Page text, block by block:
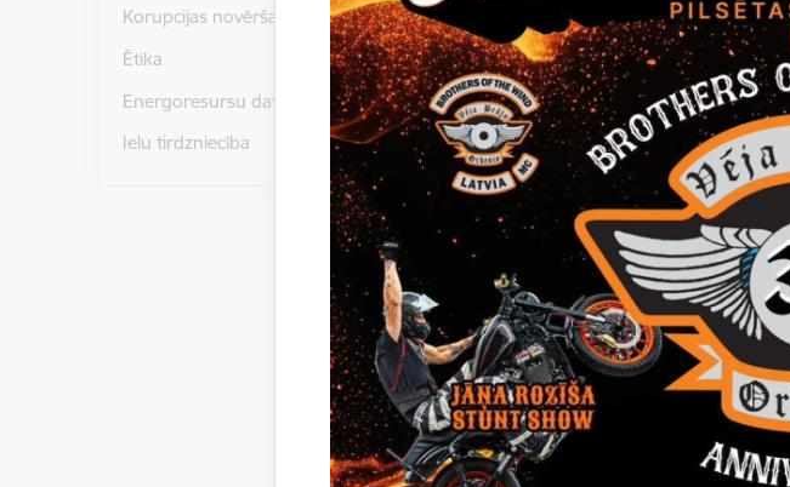
Korupcijas novēršana
Ētika
Energoresursu dati un statistika
Ielu tirdzniecība
Lejupielādēt:
Lejupielādēt:
Zemesgramatu_aplieciba.pdf
Paziņojums par pieņemto lēmumu
Gulbenes novada dome,
iepirkumā „Internāta ēkas fasādes
identifikācijas Nr. GND-2016/56.
Gulbenes novada domes iepirkumu
Lejupielādēt:
Lemums_2016_56.pdf